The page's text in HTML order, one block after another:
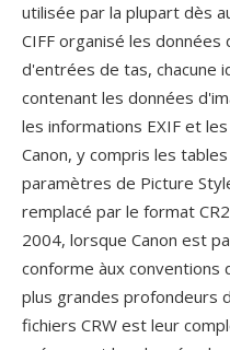
utilisée par la plupart dès
CIFF organisé les
d'entrées de tas, chacune
contenant les données
les informations EXIF et
Canon, y compris les
paramètres de Picture
remplacé par le format
2004, lorsque Canon est
conforme àux
plus grandes profondeurs
fichiers CRW est leur